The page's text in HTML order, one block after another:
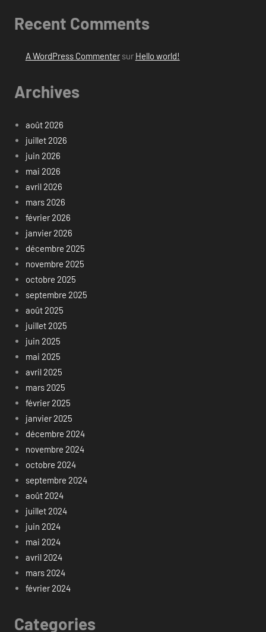
Recent Comments
A WordPress Commentersur Hello world!
Archives
août 2026
juillet 2026
juin 2026
mai 2026
avril 2026
mars 2026
février 2026
janvier 2026
décembre 2025
novembre 2025
octobre 2025
septembre 2025
août 2025
juillet 2025
juin 2025
mai 2025
avril 2025
mars 2025
février 2025
janvier 2025
décembre 2024
novembre 2024
octobre 2024
septembre 2024
août 2024
juillet 2024
juin 2024
mai 2024
avril 2024
mars 2024
février 2024
Categories